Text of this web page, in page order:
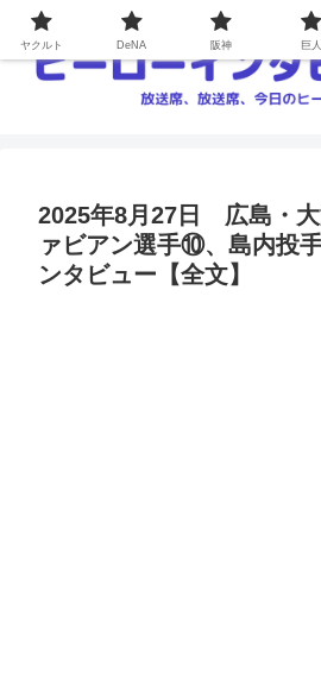
2025年8月27日 広島・
ァビアン選手⑩、島内
ンタビュー【全文】
ヤクルト DeNA 阪神 巨人